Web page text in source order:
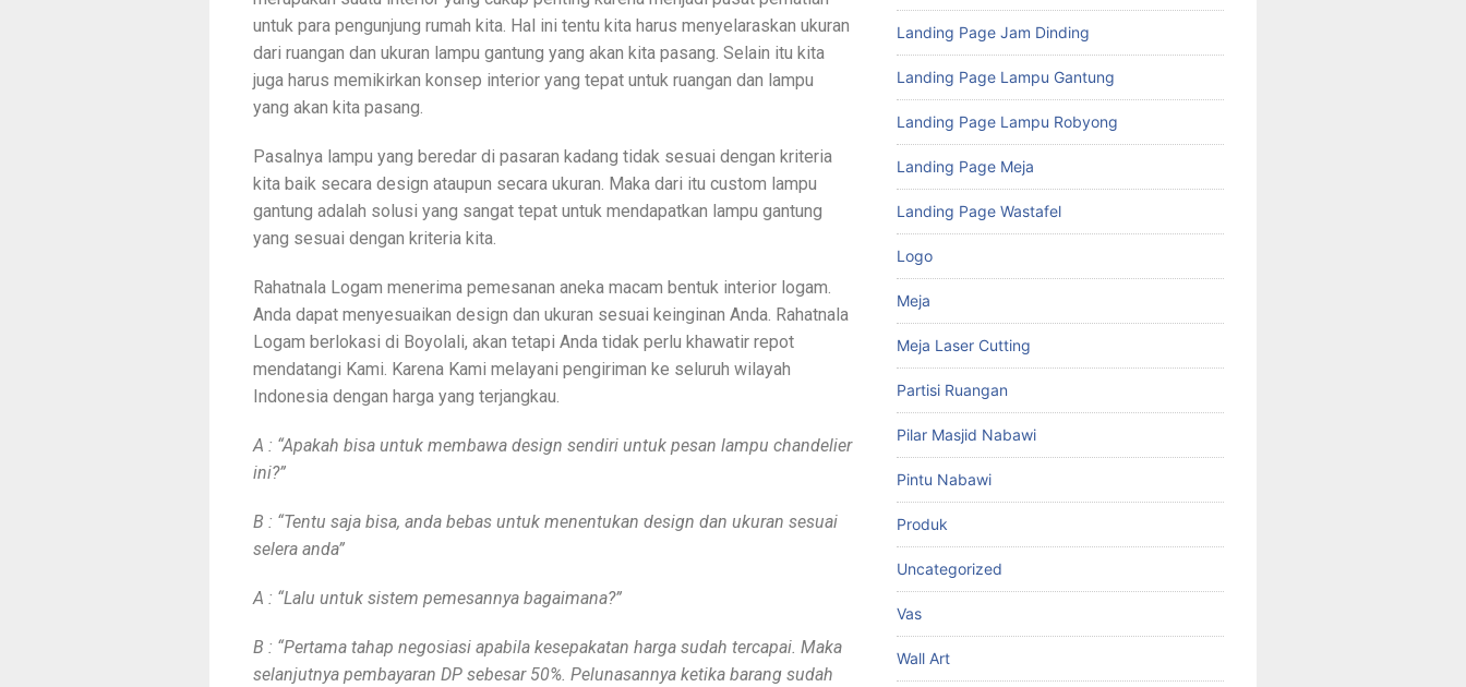
untuk para pengunjung rumah kita. Hal ini tentu kita harus menyelaraskan ukuran
dari ruangan dan ukuran lampu gantung yang akan kita pasang. Selain itu kita
juga harus memikirkan konsep interior yang tepat untuk ruangan dan lampu
yang akan kita pasang.
Pasalnya lampu yang beredar di pasaran kadang tidak sesuai dengan kriteria
kita baik secara design ataupun secara ukuran. Maka dari itu custom lampu
gantung adalah solusi yang sangat tepat untuk mendapatkan lampu gantung
yang sesuai dengan kriteria kita.
Rahatnala Logam menerima pemesanan aneka macam bentuk interior logam.
Anda dapat menyesuaikan design dan ukuran sesuai keinginan Anda. Rahatnala
Logam berlokasi di Boyolali, akan tetapi Anda tidak perlu khawatir repot
mendatangi Kami. Karena Kami melayani pengiriman ke seluruh wilayah
Indonesia dengan harga yang terjangkau.
A : “Apakah bisa untuk membawa design sendiri untuk pesan lampu chandelier
ini?”
B : “Tentu saja bisa, anda bebas untuk menentukan design dan ukuran sesuai
selera anda”
A : “Lalu untuk sistem pemesannya bagaimana?”
B : “Pertama tahap negosiasi apabila kesepakatan harga sudah tercapai. Maka
selanjutnya pembayaran DP sebesar 50%. Pelunasannya ketika barang sudah
Landing Page Jam Dinding
Landing Page Lampu Gantung
Landing Page Lampu Robyong
Landing Page Meja
Landing Page Wastafel
Logo
Meja
Meja Laser Cutting
Partisi Ruangan
Pilar Masjid Nabawi
Pintu Nabawi
Produk
Uncategorized
Vas
Wall Art